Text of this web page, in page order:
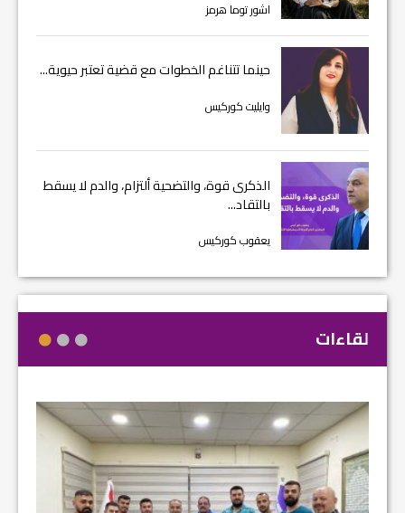
اشور توما هرمز
حينما تتناغم الخطوات مع قضية تعتبر حيوية...
وايليت كوركيس
الذكرى قوة، والتضحية ألتزام، والدم لا يسقط
بالتقاد...
يعقوب كوركيس
لقاءات